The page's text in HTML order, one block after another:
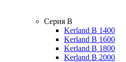
Серия B
Kerland B 1400
Kerland B 1600
Kerland B 1800
Kerland B 2000